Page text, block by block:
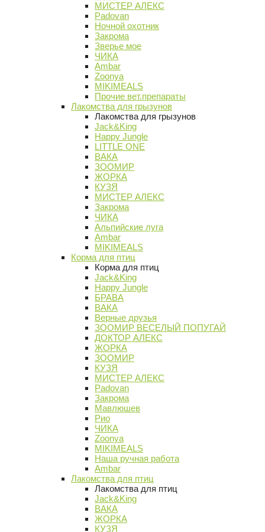
МИСТЕР АЛЕКС
Padovan
Ночной охотник
Закрома
Зверье мое
ЧИКА
Ambar
Zoonya
MIKIMEALS
Прочие вет.препараты
Лакомства для грызунов
Лакомства для грызунов
Jack&King
Happy Jungle
LITTLE ONE
ВАКА
ЗООМИР
ЖОРКА
КУЗЯ
МИСТЕР АЛЕКС
Закрома
ЧИКА
Альпийские луга
Ambar
MIKIMEALS
Корма для птиц
Корма для птиц
Jack&King
Happy Jungle
БРАВА
ВАКА
Верные друзья
ЗООМИР ВЕСЕЛЫЙ ПОПУГАЙ
ДОКТОР АЛЕКС
ЖОРКА
ЗООМИР
КУЗЯ
МИСТЕР АЛЕКС
Padovan
Закрома
Мавлюшев
Рио
ЧИКА
Zoonya
MIKIMEALS
Наша ручная работа
Ambar
Лакомства для птиц
Лакомства для птиц
Jack&King
ВАКА
ЖОРКА
КУЗЯ